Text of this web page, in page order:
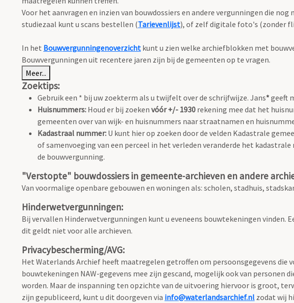
Voor het aanvragen en inzien van bouwdossiers en andere vergunningen die
studiezaal kunt u scans bestellen (Tarievenlijst), of zelf digitale foto's (zonder
In het Bouwvergunningenoverzicht kunt u zien welke archiefblokken met
Bouwvergunningen uit recentere jaren zijn bij de gemeenten op te vragen.
Meer...
Zoektips:
Gebruik een * bij uw zoekterm als u twijfelt over de schrijfwijze. Jans*geeft
Huisnummers: Houd er bij zoeken vóór +/- 1930 rekening mee dat het
gemeenten over van wijk- en huisnummers naar straatnamen en
Kadastraal nummer: U kunt hier op zoeken door de velden Kadastrale
of samenvoeging van een perceel in het verleden veranderde het
de bouwvergunning.
"Verstopte" bouwdossiers in gemeente-archieven en andere
Van voormalige openbare gebouwen en woningen als: scholen, stadhuis,
Hinderwetvergunningen:
Bij vervallen Hinderwetvergunningen kunt u eveneens bouwtekeningen
dit geldt niet voor alle archieven.
Privacybescherming/AVG:
Het Waterlands Archief heeft maatregelen getroffen om persoonsgegevens
bouwtekeningen NAW-gegevens mee zijn gescand, mogelijk ook van personen
worden. Maar de inspanning ten opzichte van de uitvoering hiervoor is groot,
zijn gepubliceerd, kunt u dit doorgeven via info@waterlandsarchief.nl zodat wij